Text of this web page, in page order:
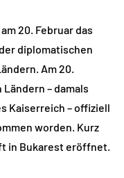
20. Februar das
diplomatischen
Am 20.
– damals
Kaiserreich – offiziell
worden. Kurz
in Bukarest eröffnet.